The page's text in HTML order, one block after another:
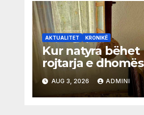
AKTUALITET KRONIKË
Kur natyra bëhet
rojtarja e dhomës
së Rexhep Qosjes
AUG 3, 2026 ADMINI